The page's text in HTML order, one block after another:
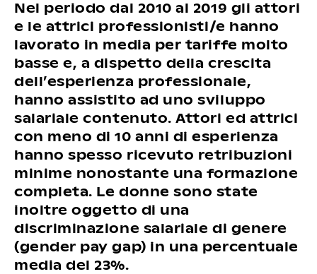
Nel periodo dal 2010 al 2019 gli attori
e le attrici professionisti/e hanno
lavorato in media per tariffe molto
basse e, a dispetto della crescita
dell’esperienza professionale,
hanno assistito ad uno sviluppo
salariale contenuto. Attori ed attrici
con meno di 10 anni di esperienza
hanno spesso ricevuto retribuzioni
minime nonostante una formazione
completa. Le donne sono state
inoltre oggetto di una
discriminazione salariale di genere
(gender pay gap) in una percentuale
media del 23%.